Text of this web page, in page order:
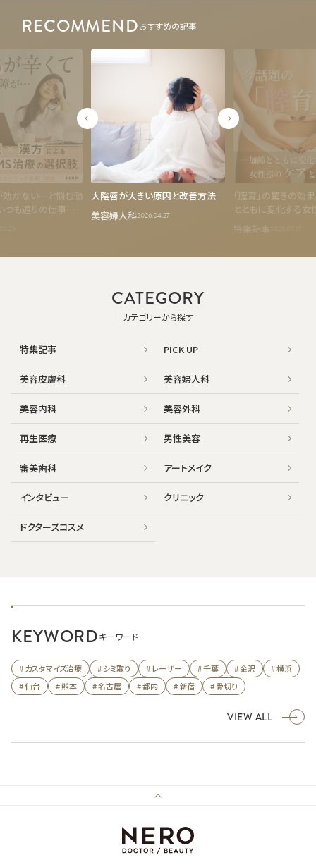
RECOMMENDおすすめの記事
効かない…と悩む働
つも通りの仕事が
大陰唇が大きい原因と改善方法
美容婦人科2026.04.27
「膣育」の驚きの効
とともに変化する女
美容医療
特集記事
CATEGORY
カテゴリーから探す
特集記事 PICK UP
美容皮膚科 美容婦人科
美容内科 美容外科
再生医療 男性美容
審美歯科 アートメイク
インタビュー クリニック
ドクターズコスメ
KEYWORDキーワード
# カスタマイズ治療 # シミ取り # レーザー # 千葉 # 金沢
# 横浜
# 仙台
# 熊本 # 名古屋 # 都内 # 新宿 # 骨切り
VIEW ALL